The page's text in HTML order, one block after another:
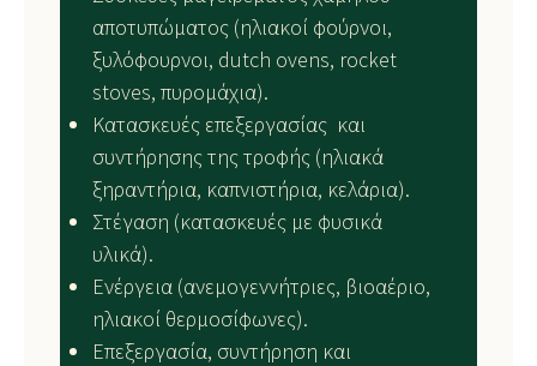
αποτυπώματος (ηλιακοί φούρνοι,
ξυλόφουρνοι, dutch ovens, rocket
stoves, πυρομάχια).
Κατασκευές επεξεργασίας και
συντήρησης της τροφής (ηλιακά
ξηραντήρια, καπνιστήρια, κελάρια).
Στέγαση (κατασκευές με φυσικά
υλικά).
Ενέργεια (ανεμογεννήτριες, βιοαέριο,
ηλιακοί θερμοσίφωνες).
Επεξεργασία, συντήρηση και